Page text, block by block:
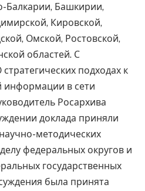
Балкарии, Башкирии,
Кировской,
Омской, Ростовской,
областей. С
подходах к
в сети
Росархива
доклада приняли
методических
федеральных округов и
государственных
была принята